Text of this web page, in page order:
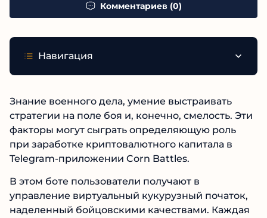
Комментариев (0)
Навигация
Знание военного дела, умение выстраивать
стратегии на поле боя и, конечно, смелость. Эти
факторы могут сыграть определяющую роль
при заработке криптовалютного капитала в
Telegram-приложении Corn Battles.
В этом боте пользователи получают в
управление виртуальный кукурузный початок,
наделенный бойцовскими качествами. Каждая